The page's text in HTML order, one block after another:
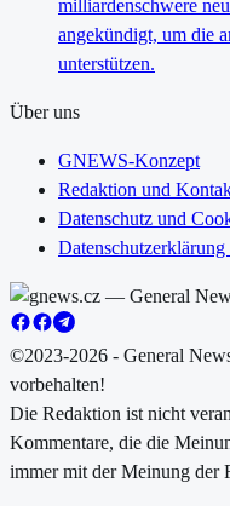
milliardenschwere
angekündigt, um die
unterstützen.
Über uns
GNEWS-Konzept
Redaktion und
Datenschutz und
©2023-2026 - General
vorbehalten!
Die Redaktion ist nicht
Kommentare, die die
immer mit der Meinung der